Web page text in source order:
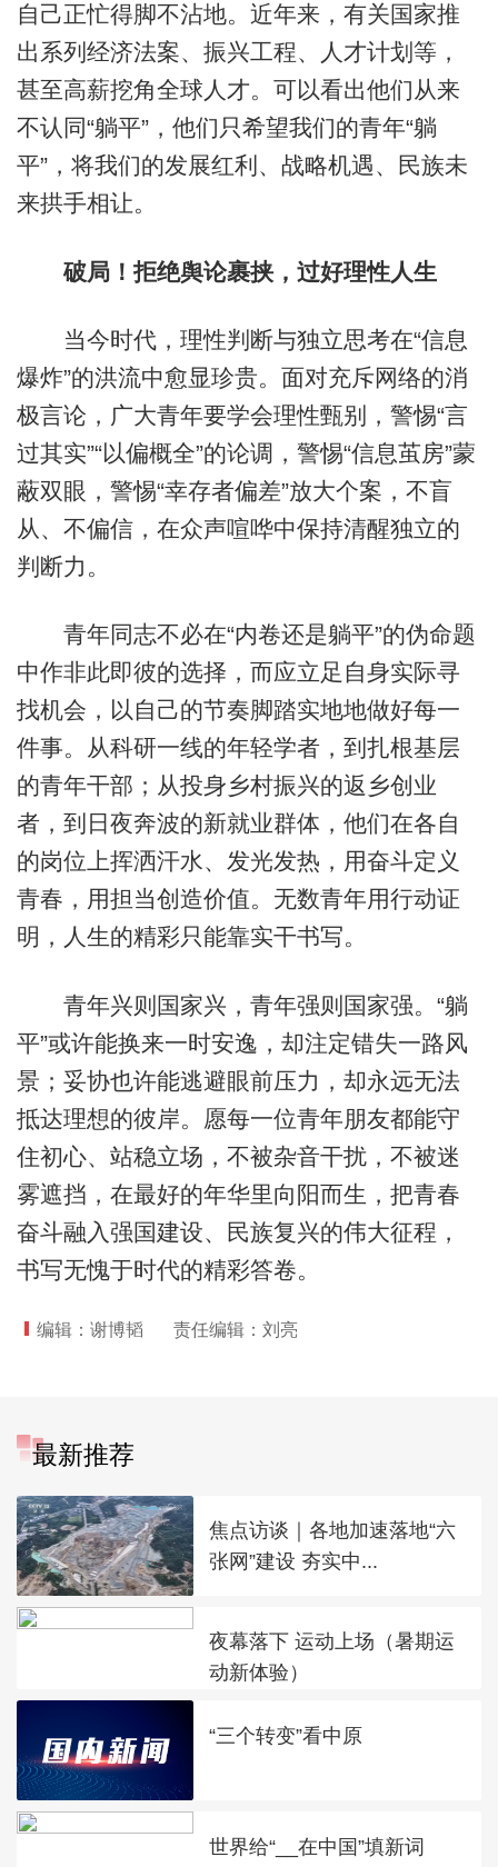
自己正忙得脚不沾地。近年来，有关国家推
出系列经济法案、振兴工程、人才计划等，
甚至高薪挖角全球人才。可以看出他们从来
不认同“躺平”，他们只希望我们的青年“躺
平”，将我们的发展红利、战略机遇、民族未
来拱手相让。
破局！拒绝舆论裹挟，过好理性人生
当今时代，理性判断与独立思考在“信息
爆炸”的洪流中愈显珍贵。面对充斥网络的消
极言论，广大青年要学会理性甄别，警惕“言
过其实”“以偏概全”的论调，警惕“信息茧房”蒙
蔽双眼，警惕“幸存者偏差”放大个案，不盲
从、不偏信，在众声喧哗中保持清醒独立的
判断力。
青年同志不必在“内卷还是躺平”的伪命题
中作非此即彼的选择，而应立足自身实际寻
找机会，以自己的节奏脚踏实地地做好每一
件事。从科研一线的年轻学者，到扎根基层
的青年干部；从投身乡村振兴的返乡创业
者，到日夜奔波的新就业群体，他们在各自
的岗位上挥洒汗水、发光发热，用奋斗定义
青春，用担当创造价值。无数青年用行动证
明，人生的精彩只能靠实干书写。
青年兴则国家兴，青年强则国家强。“躺
平”或许能换来一时安逸，却注定错失一路风
景；妥协也许能逃避眼前压力，却永远无法
抵达理想的彼岸。愿每一位青年朋友都能守
住初心、站稳立场，不被杂音干扰，不被迷
雾遮挡，在最好的年华里向阳而生，把青春
奋斗融入强国建设、民族复兴的伟大征程，
书写无愧于时代的精彩答卷。
编辑：谢博韬 责任编辑：刘亮
最新推荐
焦点访谈｜各地加速落地“六
张网”建设 夯实中...
夜幕落下 运动上场（暑期运
动新体验）
“三个转变”看中原
世界给“__在中国”填新词